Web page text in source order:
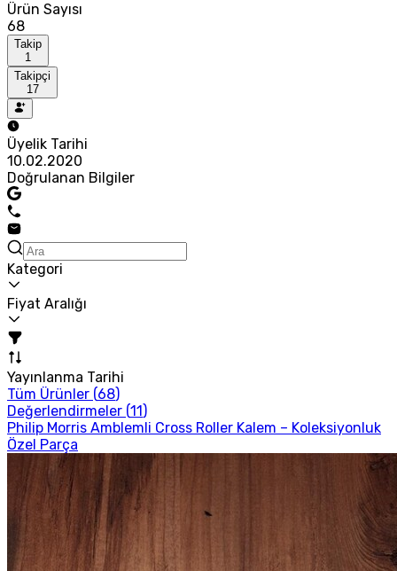
Ürün Sayısı
68
Takip
1
Takipçi
17
Üyelik Tarihi
10.02.2020
Doğrulanan Bilgiler
Kategori
Fiyat Aralığı
Yayınlanma Tarihi
Tüm Ürünler (68)
Değerlendirmeler (11)
Philip Morris Amblemli Cross Roller Kalem – Koleksiyonluk
Özel Parça